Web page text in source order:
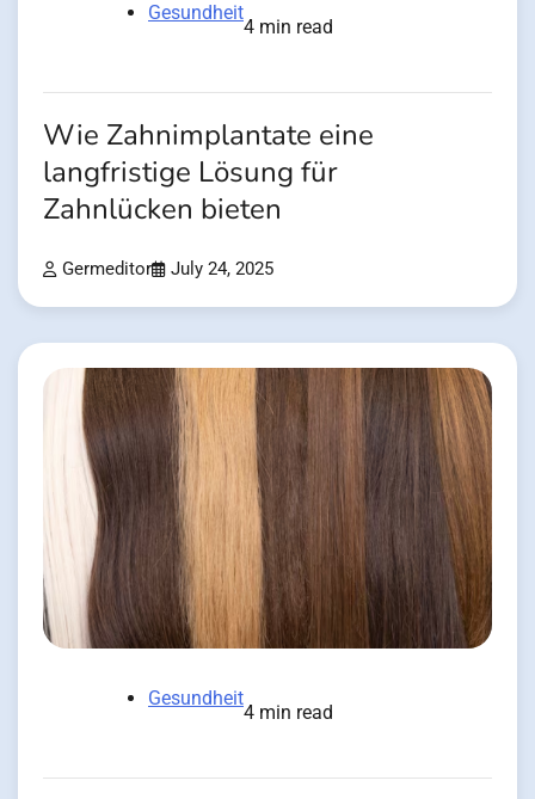
Gesundheit
4 min read
Wie Zahnimplantate eine
langfristige Lösung für
Zahnlücken bieten
Germeditor July 24, 2025
Gesundheit
4 min read